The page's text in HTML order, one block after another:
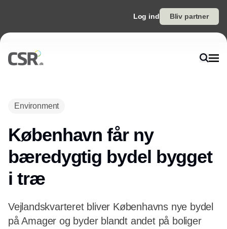
Log ind Bliv partner
Environment
København får ny
bæredygtig bydel bygget
i træ
Vejlandskvarteret bliver Københavns nye bydel
på Amager og byder blandt andet på boliger